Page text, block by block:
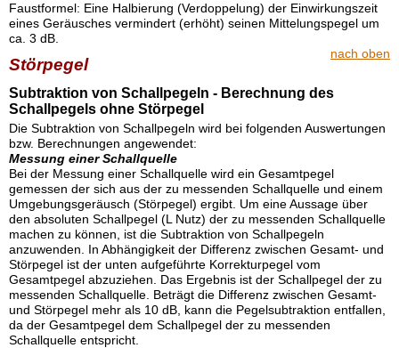
Faustformel: Eine Halbierung (Verdoppelung) der Einwirkungszeit
eines Geräusches vermindert (erhöht) seinen Mittelungspegel um
ca. 3 dB.
nach oben
Störpegel
Subtraktion von Schallpegeln - Berechnung des
Schallpegels ohne Störpegel
Die Subtraktion von Schallpegeln wird bei folgenden Auswertungen
bzw. Berechnungen angewendet:
Messung einer Schallquelle
Bei der Messung einer Schallquelle wird ein Gesamtpegel
gemessen der sich aus der zu messenden Schallquelle und einem
Umgebungsgeräusch (Störpegel) ergibt. Um eine Aussage über
den absoluten Schallpegel (L Nutz) der zu messenden Schallquelle
machen zu können, ist die Subtraktion von Schallpegeln
anzuwenden. In Abhängigkeit der Differenz zwischen Gesamt- und
Störpegel ist der unten aufgeführte Korrekturpegel vom
Gesamtpegel abzuziehen. Das Ergebnis ist der Schallpegel der zu
messenden Schallquelle. Beträgt die Differenz zwischen Gesamt-
und Störpegel mehr als 10 dB, kann die Pegelsubtraktion entfallen,
da der Gesamtpegel dem Schallpegel der zu messenden
Schallquelle entspricht.